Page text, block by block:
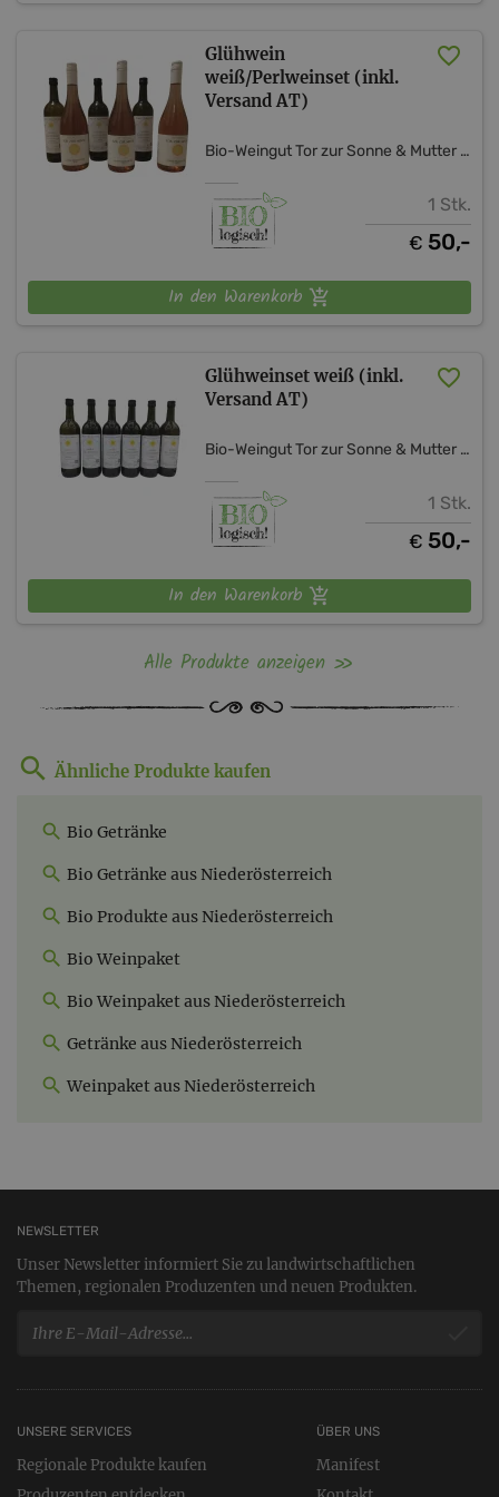
Glühwein
weiß/Perlweinset (inkl.
Versand AT)
Bio-Weingut Tor zur Sonne & Mutter Erde Shop
1 Stk.
€ 50,-
In den Warenkorb
Glühweinset weiß (inkl.
Versand AT)
Bio-Weingut Tor zur Sonne & Mutter Erde Shop
1 Stk.
€ 50,-
In den Warenkorb
Alle Produkte anzeigen
Ähnliche Produkte kaufen
Bio Getränke
Bio Getränke aus Niederösterreich
Bio Produkte aus Niederösterreich
Bio Weinpaket
Bio Weinpaket aus Niederösterreich
Getränke aus Niederösterreich
Weinpaket aus Niederösterreich
NEWSLETTER
Unser Newsletter informiert Sie zu landwirtschaftlichen
Themen, regionalen Produzenten und neuen Produkten.
UNSERE SERVICES
Regionale Produkte kaufen
ÜBER UNS
Manifest